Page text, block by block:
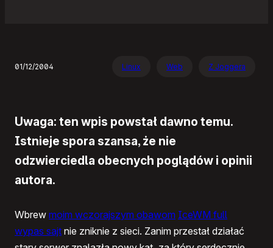
01/12/2004 Linux Web Z Joggera
Uwaga: ten wpis powstał dawno temu.
Istnieje spora szansa, że nie
odzwierciedla obecnych poglądów i opinii
autora.
Wbrew moim wczorajszym obawom IceWM full
wypas sajt nie zniknie z sieci. Zanim przestał działać